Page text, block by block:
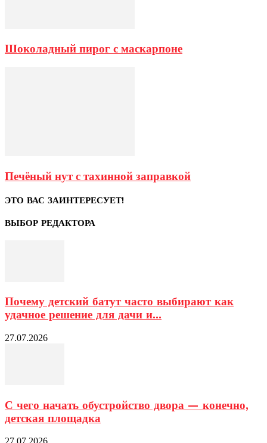
Шоколадный пирог с маскарпоне
Печёный нут с тахинной заправкой
ЭТО ВАС ЗАИНТЕРЕСУЕТ!
ВЫБОР РЕДАКТОРА
Почему детский батут часто выбирают как
удачное решение для дачи и...
27.07.2026
С чего начать обустройство двора — конечно,
детская площадка